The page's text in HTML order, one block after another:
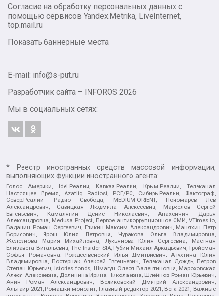
Согласие на обработку персональных данных с
помощью сервисов Yandex.Metrika, LiveInternet,
top.mail.ru
Показать баннерные места
E-mail: info@s-put.ru
Разработчик сайта –
INFOROS 2026
Мы в социальных сетях:
* Реестр иностранных средств массовой информации,
выполняющих функции иностранного агента:
Голос Америки, Idel.Реалии, Кавказ.Реалии, Крым.Реалии, Телеканал
Настоящее Время, Azatliq Radiosi, PCE/PC, Сибирь.Реалии, Фактограф,
Север.Реалии, Радио Свобода, MEDIUM-ORIENT, Пономарев Лев
Александрович, Савицкая Людмила Алексеевна, Маркелов Сергей
Евгеньевич, Камалягин Денис Николаевич, Апахончич Дарья
Александровна, Medusa Project, Первое антикоррупционное СМИ, VTimes.io,
Баданин Роман Сергеевич, Гликин Максим Александрович, Маняхин Петр
Борисович, Ярош Юлия Петровна, Чуракова Ольга Владимировна,
Железнова Мария Михайловна, Лукьянова Юлия Сергеевна, Маетная
Елизавета Витальевна, The Insider SIA, Рубин Михаил Аркадьевич, Гройсман
Софья Романовна, Рождественский Илья Дмитриевич, Апухтина Юлия
Владимировна, Постернак Алексей Евгеньевич, Телеканал Дождь, Петров
Степан Юрьевич, Istories fonds, Шмагун Олеся Валентиновна, Мароховская
Алеся Алексеевна, Долинина Ирина Николаевна, Шлейнов Роман Юрьевич,
Анин Роман Александрович, Великовский Дмитрий Александрович,
Альтаир 2021, Ромашки монолит, Главный редактор 2021, Вега 2021, Важные